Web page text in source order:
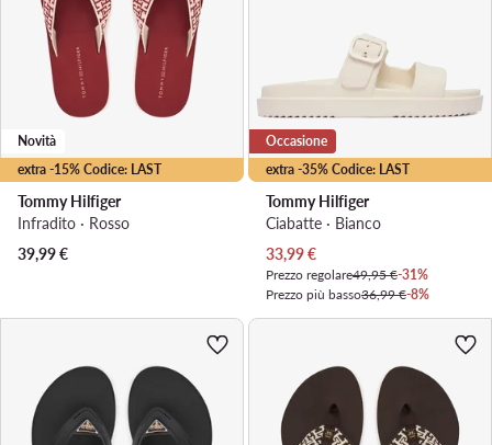
extra -15% Codice: LAST
Novità
Tommy Hilfiger
Infradito · Rosso
39,99€
extra -35% Codice: LAST
Occasione
Tommy Hilfiger
Ciabatte · Bianco
Prezzo attuale
33,99€
Prezzo regolare49,95 €-31%
Prezzo più basso36,99 €-8%